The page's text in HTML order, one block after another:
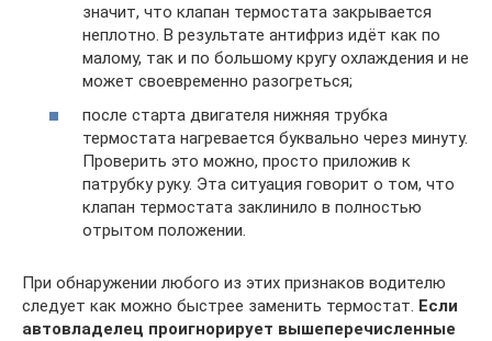
значит, что клапан термостата закрывается
неплотно. В результате антифриз идёт как по
малому, так и по большому кругу охлаждения и не
может своевременно разогреться;
после старта двигателя нижняя трубка
термостата нагревается буквально через минуту.
Проверить это можно, просто приложив к
патрубку руку. Эта ситуация говорит о том, что
клапан термостата заклинило в полностью
отрытом положении.
При обнаружении любого из этих признаков водителю
следует как можно быстрее заменить термостат. Если
автовладелец проигнорирует вышеперечисленные